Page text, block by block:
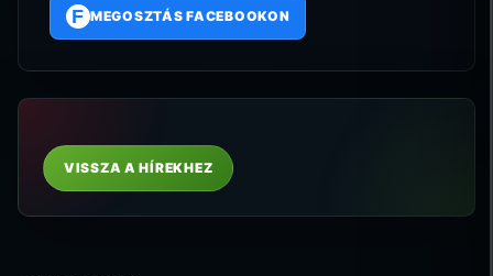
F MEGOSZTÁS FACEBOOKON
VISSZA A HÍREKHEZ